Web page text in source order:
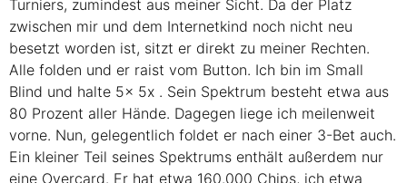
Turniers, zumindest aus meiner Sicht. Da der Platz
zwischen mir und dem Internetkind noch nicht neu
besetzt worden ist, sitzt er direkt zu meiner Rechten.
Alle folden und er raist vom Button. Ich bin im Small
Blind und halte 5x 5x . Sein Spektrum besteht etwa aus
80 Prozent aller Hände. Dagegen liege ich meilenweit
vorne. Nun, gelegentlich foldet er nach einer 3-Bet auch.
Ein kleiner Teil seines Spektrums enthält außerdem nur
eine Overcard. Er hat etwa 160.000 Chips, ich etwa